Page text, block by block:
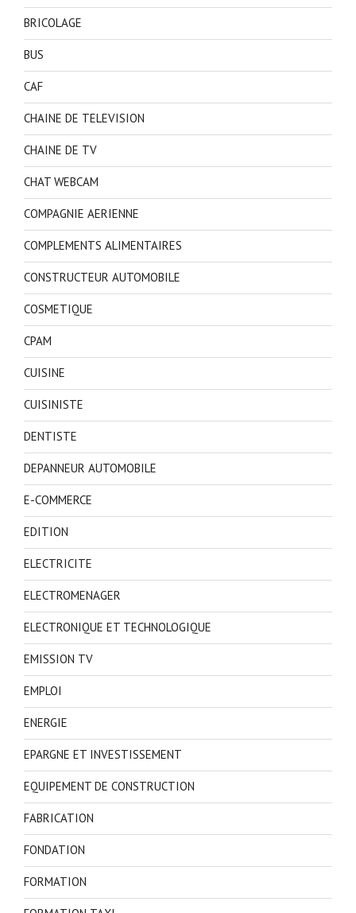
BRICOLAGE
BUS
CAF
CHAINE DE TELEVISION
CHAINE DE TV
CHAT WEBCAM
COMPAGNIE AERIENNE
COMPLEMENTS ALIMENTAIRES
CONSTRUCTEUR AUTOMOBILE
COSMETIQUE
CPAM
CUISINE
CUISINISTE
DENTISTE
DEPANNEUR AUTOMOBILE
E-COMMERCE
EDITION
ELECTRICITE
ELECTROMENAGER
ELECTRONIQUE ET TECHNOLOGIQUE
EMISSION TV
EMPLOI
ENERGIE
EPARGNE ET INVESTISSEMENT
EQUIPEMENT DE CONSTRUCTION
FABRICATION
FONDATION
FORMATION